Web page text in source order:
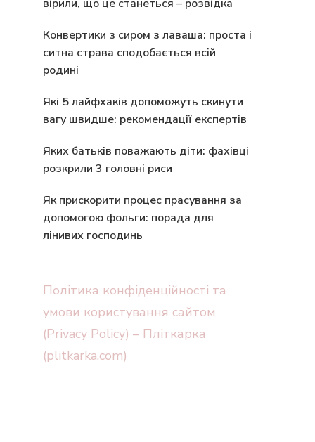
вірили, що це станеться – розвідка
Конвертики з сиром з лаваша: проста і
ситна страва сподобається всій
родині
Які 5 лайфхаків допоможуть скинути
вагу швидше: рекомендації експертів
Яких батьків поважають діти: фахівці
розкрили 3 головні риси
Як прискорити процес прасування за
допомогою фольги: порада для
лінивих господинь
Політика конфіденційності та
умови користування сайтом
(Privacy Policy) – Пліткарка
(plitkarka.com)